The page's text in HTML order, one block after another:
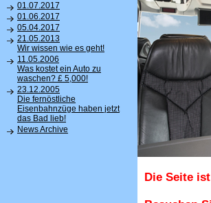
01.07.2017
01.06.2017
05.04.2017
21.05.2013
Wir wissen wie es geht!
11.05.2006
Was kostet ein Auto zu
waschen? £ 5,000!
23.12.2005
Die fernöstliche
Eisenbahnzüge haben jetzt
das Bad lieb!
News Archive
Die Seite